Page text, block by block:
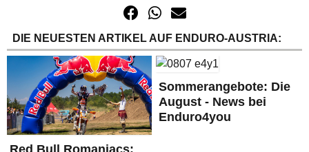
DIE NEUESTEN ARTIKEL AUF ENDURO-AUSTRIA:
Red Bull Romaniacs:
Sommerangebote: Die
August - News bei
Enduro4you